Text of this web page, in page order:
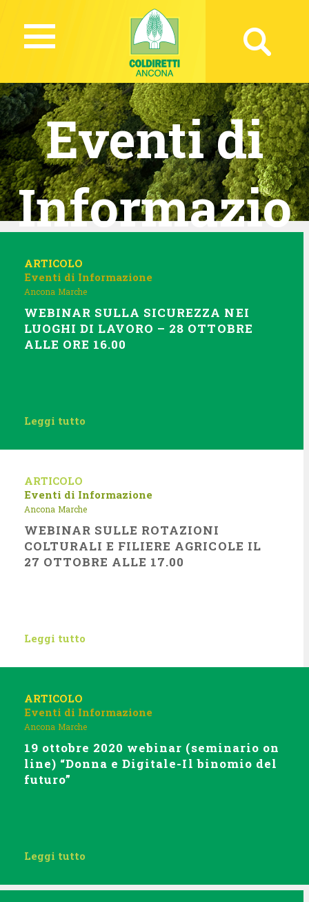
Eventi di
Informazio
ne
ARTICOLO
Eventi di Informazione
Ancona Marche
WEBINAR SULLA SICUREZZA NEI
LUOGHI DI LAVORO – 28 OTTOBRE
ALLE ORE 16.00
Leggi tutto
ARTICOLO
Eventi di Informazione
Ancona Marche
WEBINAR SULLE ROTAZIONI
COLTURALI E FILIERE AGRICOLE IL
27 OTTOBRE ALLE 17.00
Leggi tutto
ARTICOLO
Eventi di Informazione
Ancona Marche
19 ottobre 2020 webinar (seminario on
line) “Donna e Digitale-Il binomio del
futuro”
Leggi tutto